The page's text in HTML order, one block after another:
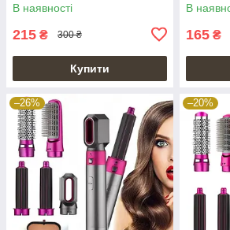
В наявності
215 ₴ 300 ₴
Купити
В
165 ₴
–26% –20%